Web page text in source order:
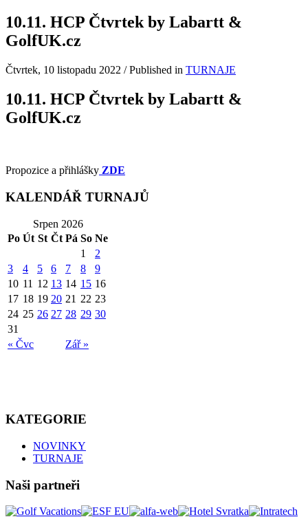
10.11. HCP Čtvrtek by Labartt &
GolfUK.cz
Čtvrtek, 10 listopadu 2022 /Published in TURNAJE
10.11. HCP Čtvrtek by Labartt &
GolfUK.cz
Propozice a přihlášky ZDE
KALENDÁŘ TURNAJŮ
Srpen 2026
Po Út St Čt Pá So Ne
« Čvc Zář »
1
2
3
4 5 6 7 8
9
10 11 12 13 14 15 16
17 18 19 20 21 22 23
24 25 26 27 28 29 30
31
KATEGORIE
NOVINKY
TURNAJE
Naši partneři